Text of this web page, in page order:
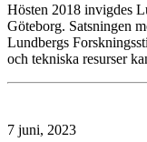
Hösten 2018 invigdes
Göteborg. Satsningen
Lundbergs
och tekniska resurser
7 juni, 2023